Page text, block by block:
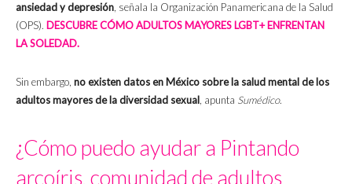
ansiedad y depresión, señala la Organización Panamericana de la Salud
(OPS). DESCUBRE CÓMO ADULTOS MAYORES LGBT+ ENFRENTAN
LA SOLEDAD.
Sin embargo, no existen datos en México sobre la salud mental de los
adultos mayores de la diversidad sexual, apunta Sumédico.
¿Cómo puedo ayudar a Pintando
arcoíris, comunidad de adultos